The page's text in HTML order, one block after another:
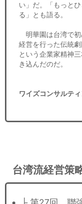
い」だ。「もっと
る」とも語る。
明華園は台湾で初
経営を行った伝統
という企業家精神
き込んだのだ。
ワイズコンサルテ
台湾流経営策